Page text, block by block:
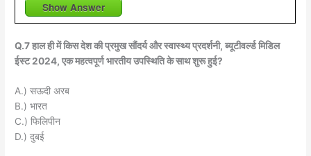
Show Answer
Q.7 हाल ही में किस देश की प्रमुख सौंदर्य और स्वास्थ्य प्रदर्शनी, ब्यूटीवर्ल्ड मिडिल
ईस्ट 2024, एक महत्वपूर्ण भारतीय उपस्थिति के साथ शुरू हुई?
A.) सऊदी अरब
B.) भारत
C.) फिलिपीन
D.) दुबई